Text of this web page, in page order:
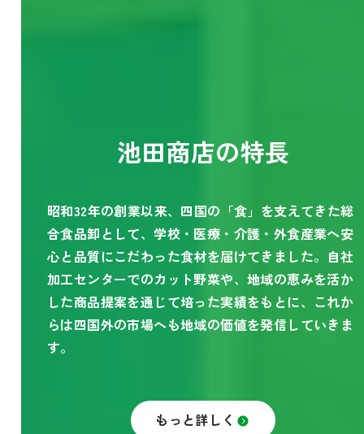
池田商店の特長
昭和32年の創業以来、四国の「食」を支えてきた総
合食品卸として、学校・医療・介護・外食産業へ安
心と品質にこだわった食材を届けてきました。自社
加工センターでのカット野菜や、地域の恵みを活か
した商品提案を通じて培った実績をもとに、これか
らは四国外の市場へも地域の価値を発信していきま
す。
もっと詳しく